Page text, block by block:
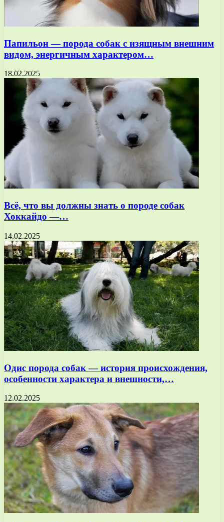
Папильон — порода собак с изящным внешним
видом, энергичным характером…
18.02.2025
Всё, что вы должны знать о породе собак
Хоккайдо —…
14.02.2025
Одис порода собак — история происхождения,
особенности характера и внешности,…
12.02.2025